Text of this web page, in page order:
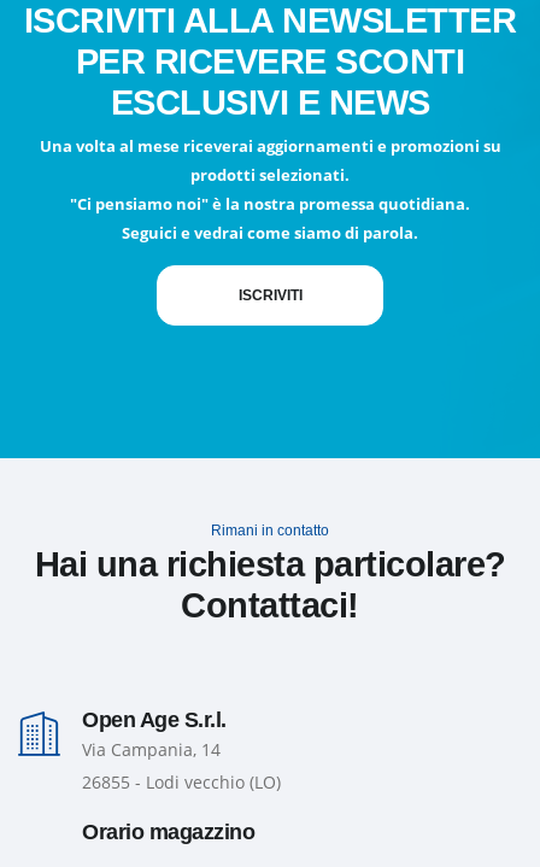
ISCRIVITI ALLA NEWSLETTER
PER RICEVERE SCONTI
ESCLUSIVI E NEWS
Una volta al mese riceverai aggiornamenti e promozioni su
prodotti selezionati.
"Ci pensiamo noi" è la nostra promessa quotidiana.
Seguici e vedrai come siamo di parola.
ISCRIVITI
Rimani in contatto
Hai una richiesta particolare?
Contattaci!
Open Age S.r.l.
Via Campania, 14
26855 - Lodi vecchio (LO)
Orario magazzino